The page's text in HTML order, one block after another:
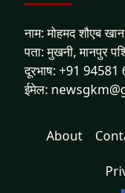
नाम: मोहमद शौएब खान
पता: मुखनी, मानपुर
दूरभाष: +91 94581
ईमेल:
About